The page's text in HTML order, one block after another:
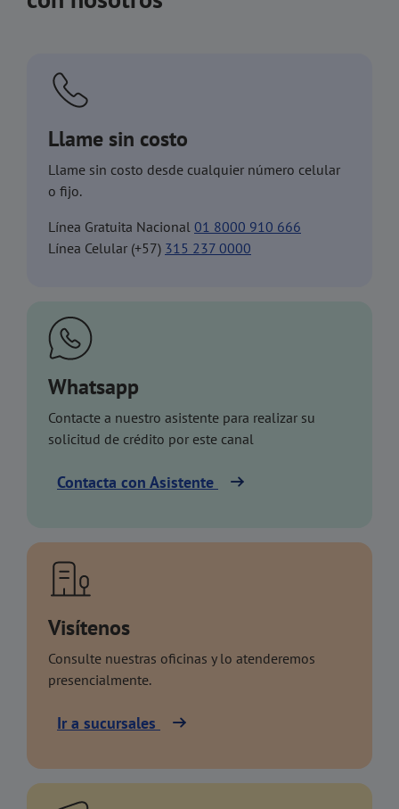
Llame sin costo
Llame sin costo desde cualquier número celular
o fijo.
Línea Gratuita Nacional 01 8000 910 666
Línea Celular (+57) 315 237 0000
Whatsapp
Contacte a nuestro asistente para realizar su
solicitud de crédito por este canal
Contacta con Asistente
Visítenos
Consulte nuestras oficinas y lo atenderemos
presencialmente.
Ir a sucursales